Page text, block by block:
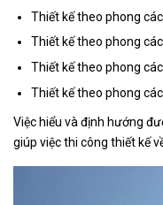
Thiết kế theo phong
Thiết kế theo phong
Thiết kế theo phong
Thiết kế theo phong
Việc hiểu và định hướng
giúp việc thi công thiết kế